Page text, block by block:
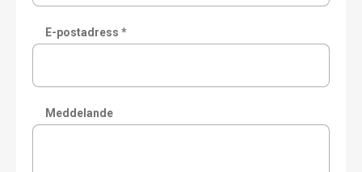
E-postadress *
Meddelande